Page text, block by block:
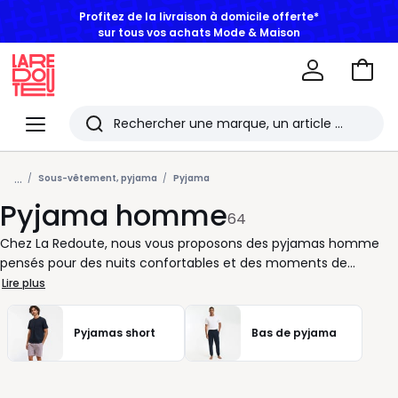
BONS PLANS | Jusqu'à -50% dès 2 articles*
Menu
Redoute
Rechercher
Les
derniers
articles
consultés
Aller
... Sous-vêtement, pyjama Pyjama
Pyjama homme64
Chez La Redoute, nous vous proposons des pyjamas homme
pensés pour des nuits confortables et des moments de
détente à la maison. Ensemble tee-shirt et pantalon, version
short pour les saisons douces, coupe droite ou plus ajustée :
vous choisissez selon vos habitudes et la température de la
chambre. Pour bien le sélectionner, regardez d’abord la
matière. Le coton est agréable au quotidien, le jersey offre de
Lire plus
Pyjamas short Bas de pyjama